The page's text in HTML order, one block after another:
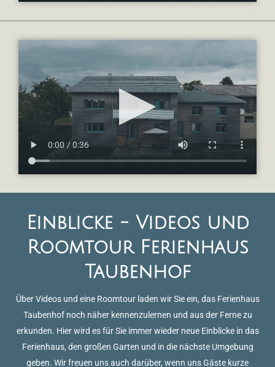
Einblicke - Videos und
Roomtour Ferienhaus
Taubenhof
Über Videos und eine Roomtour laden wir Sie ein, das Ferienhaus
Taubenhof noch näher kennenzulernen und aus der Ferne zu
erkunden. Hier wird es für Sie immer wieder neue Einblicke in das
Ferienhaus, den großen Garten und in die nächste Umgebung
geben. Wir freuen uns auch darüber, wenn uns Gäste kurze